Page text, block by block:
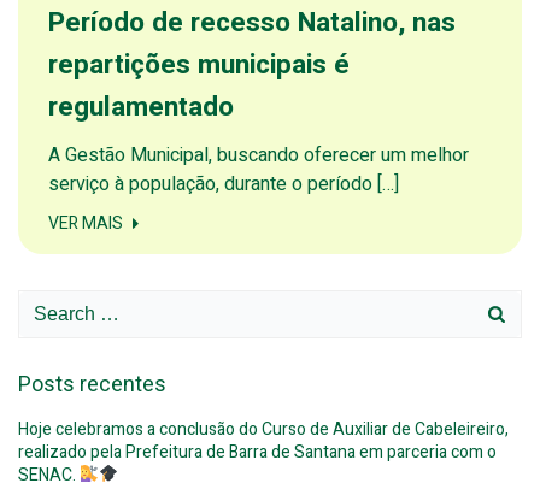
Período de recesso Natalino, nas
repartições municipais é
regulamentado
A Gestão Municipal, buscando oferecer um melhor
serviço à população, durante o período […]
VER MAIS
Search
Posts recentes
Hoje celebramos a conclusão do Curso de Auxiliar de Cabeleireiro,
realizado pela Prefeitura de Barra de Santana em parceria com o
SENAC.